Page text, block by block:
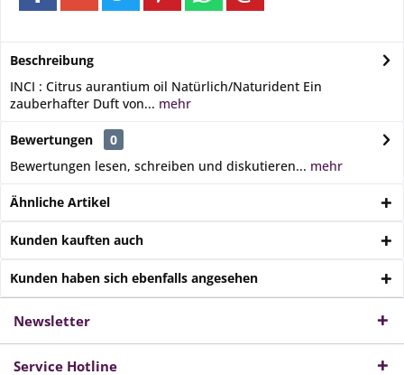
Beschreibung
INCI : Citrus aurantium oil Natürlich/Naturident Ein
zauberhafter Duft von... mehr
Bewertungen
0
Bewertungen lesen, schreiben und diskutieren... mehr
Ähnliche Artikel
Kunden kauften auch
Kunden haben sich ebenfalls angesehen
Newsletter
Service Hotline